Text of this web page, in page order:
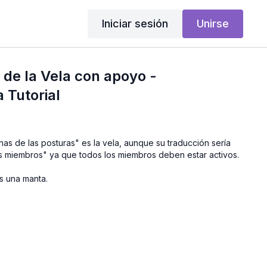
Iniciar sesión Unirse
la Vela con apoyo -
Tutorial
de las posturas" es la vela, aunque su traducción sería
ya que todos los miembros deben estar activos.
una manta.